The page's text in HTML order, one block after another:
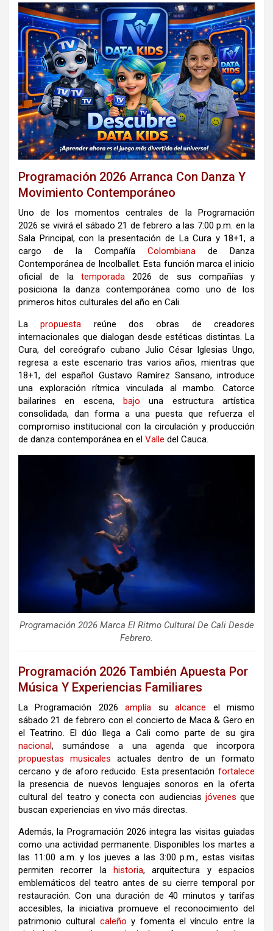
Programación 2026 Arranca Con Danza Y
Movimiento Contemporáneo
Uno de los momentos centrales de la Programación
2026 se vivirá el sábado 21 de febrero a las 7:00 p.m. en la
Sala Principal, con la presentación de La Cura y 18+1, a
cargo de la Compañía Colombiana de Danza
Contemporánea de Incolballet. Esta función marca el inicio
oficial de la temporada2026 de sus compañías y
posiciona la danza contemporánea como uno de los
primeros hitos culturales del año en Cali.
Lapropuesta reúne dos obras de creadores
internacionales que dialogan desde estéticas distintas. La
Cura, del coreógrafo cubano Julio César Iglesias Ungo,
regresa a este escenario tras varios años, mientras que
18+1, del español Gustavo Ramírez Sansano, introduce
una exploración rítmica vinculada al mambo. Catorce
bailarines en escena,
bajo una estructura artística
consolidada, dan forma a una puesta que refuerza el
compromiso institucional con la circulación y producción
de danza contemporánea en el Valle del Cauca.
Programación 2026 Marca El Ritmo Cultural De Cali Desde
Febrero.
Programación 2026 También Apuesta Por
Música Y Experiencias Familiares
La Programación 2026amplía sualcance el mismo
sábado 21 de febrero con el concierto de Maca & Gero en
el Teatrino. El dúo llega a Cali como parte de su gira
nacional, sumándose a una agenda que incorpora
propuestas
musicales actuales dentro de un formato
cercano y de aforo reducido. Esta presentación fortalece
la presencia de nuevos lenguajes sonoros en la oferta
cultural del teatro y conecta con audiencias jóvenes que
buscan experiencias en vivo más directas.
Además, la Programación 2026 integra las visitas guiadas
como una actividad permanente. Disponibles los martes a
las 11:00 a.m. y los jueves a las 3:00 p.m., estas visitas
permiten recorrer la
historia, arquitectura y espacios
emblemáticos del teatro antes de su cierre temporal por
restauración. Con una duración de 40 minutos y tarifas
accesibles, la iniciativa promueve el reconocimiento del
patrimonio cultural caleño y fomenta el vínculo entre la